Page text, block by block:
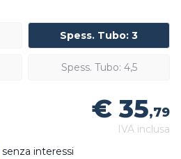
Spess. Tubo: 3
Spess. Tubo: 4,5
€ 35,79
IVA inclusa
senza interessi